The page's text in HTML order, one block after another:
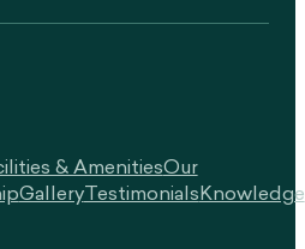
& AmenitiesOur
GalleryTestimonialsKnowledge